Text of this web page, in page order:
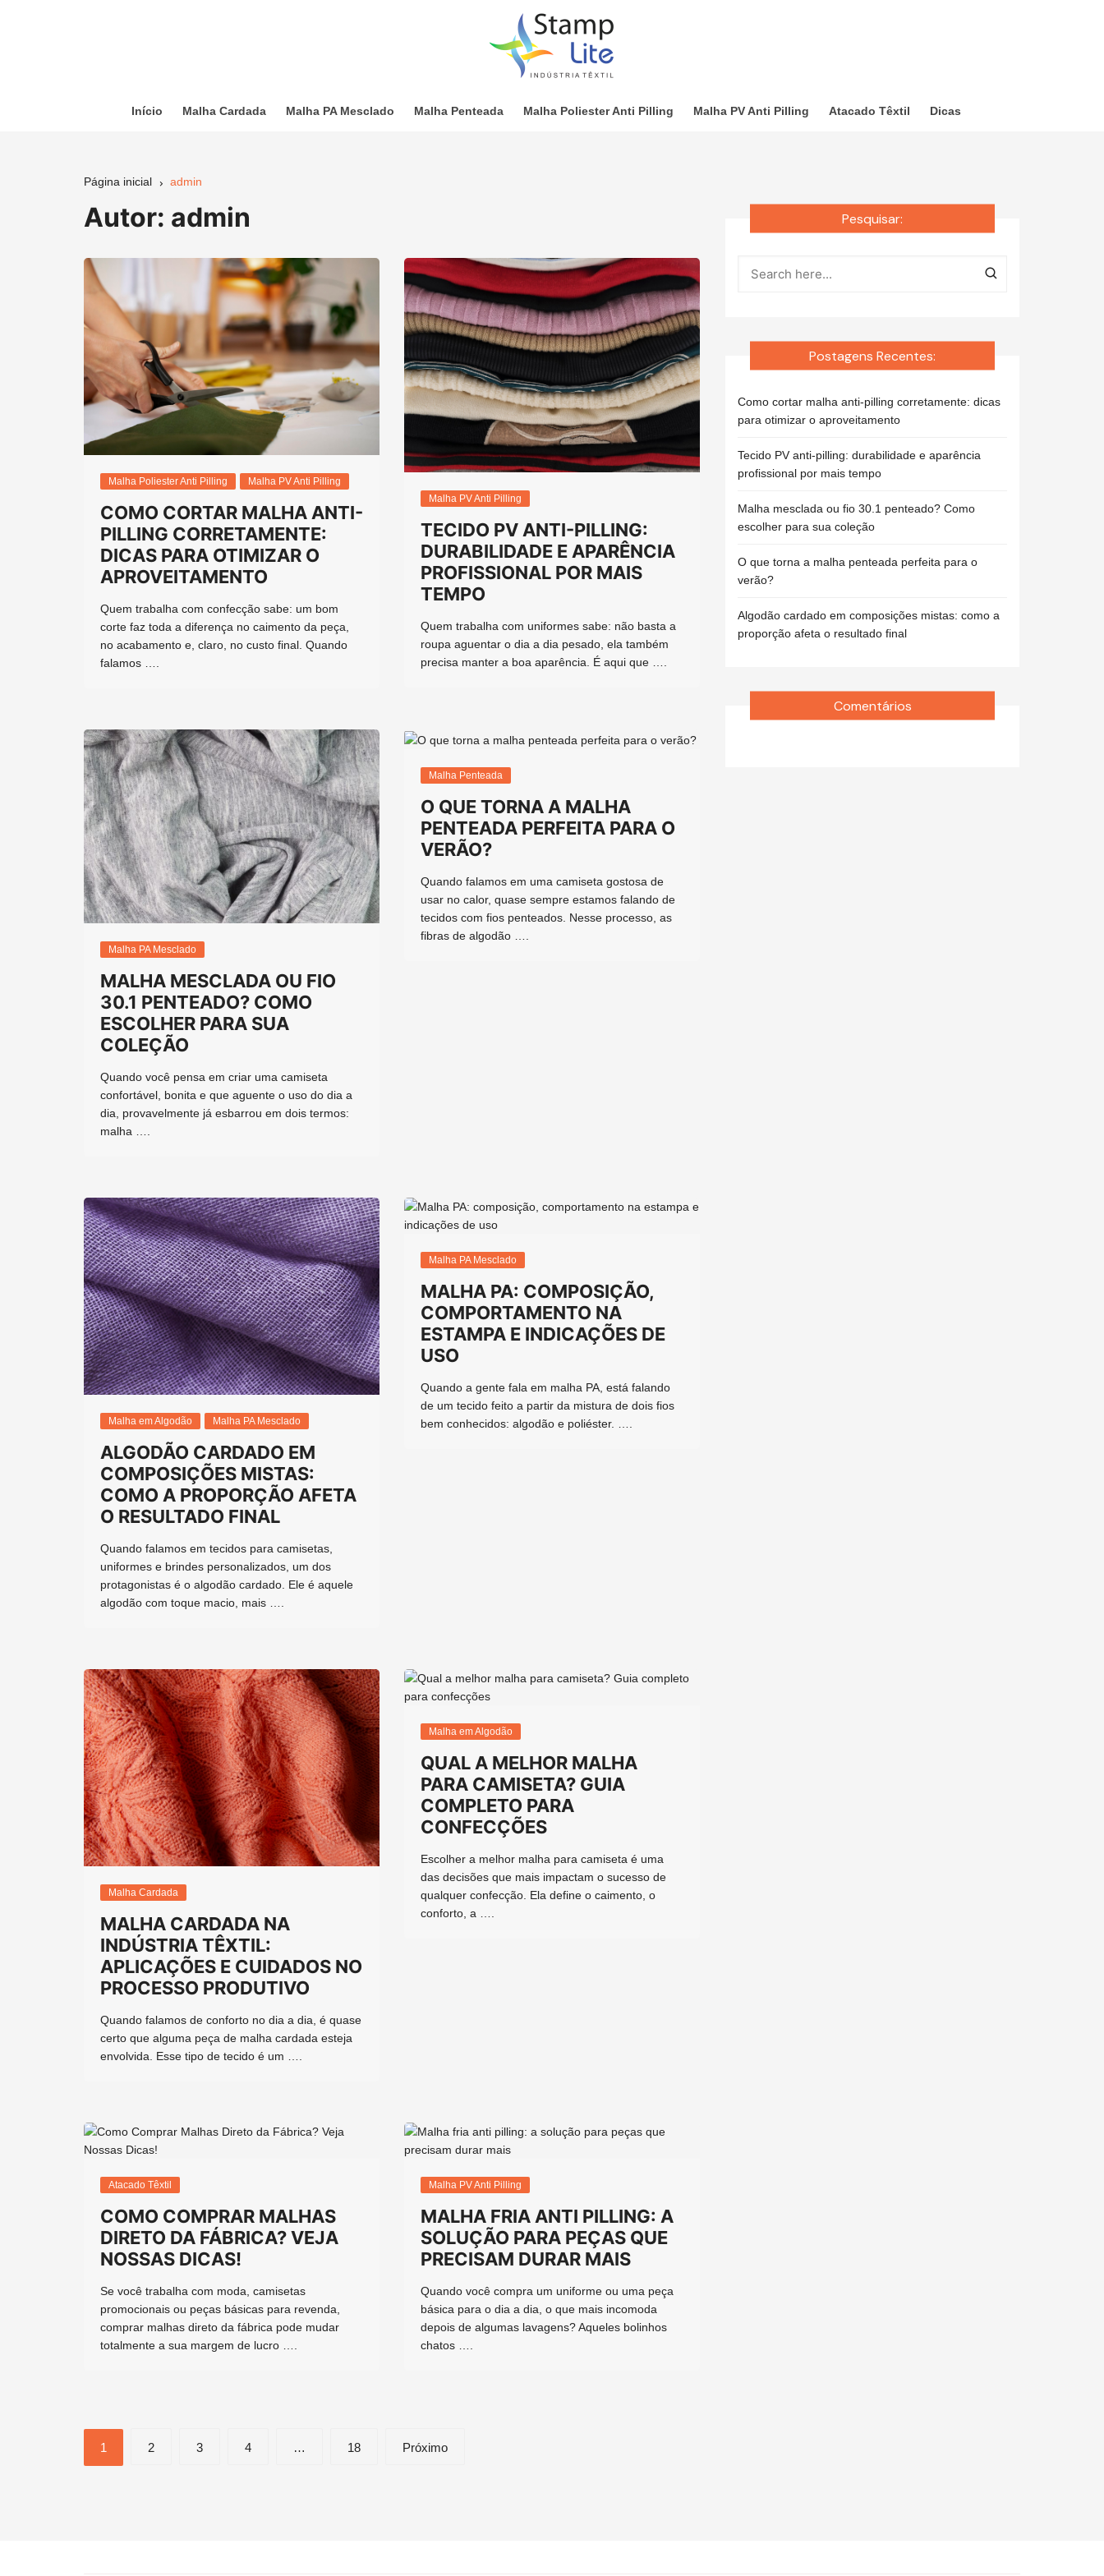
Início Malha Cardada Malha PA Mesclado Malha Penteada Malha Poliester Anti Pilling Malha PV Anti Pilling Atacado Têxtil Dicas
Página inicial admin
Autor: admin
Malha Poliester Anti Pilling Malha PV Anti Pilling
COMO CORTAR MALHA ANTI-
PILLING CORRETAMENTE:
DICAS PARA OTIMIZAR O
APROVEITAMENTO
Quem trabalha com confecção sabe: um bom
corte faz toda a diferença no caimento da peça,
no acabamento e, claro, no custo final. Quando
falamos ….
Malha PV Anti Pilling
TECIDO PV ANTI-PILLING:
DURABILIDADE E APARÊNCIA
PROFISSIONAL POR MAIS
TEMPO
Quem trabalha com uniformes sabe: não basta a
roupa aguentar o dia a dia pesado, ela também
precisa manter a boa aparência. É aqui que ….
Malha PA Mesclado
MALHA MESCLADA OU FIO
30.1 PENTEADO? COMO
ESCOLHER PARA SUA
COLEÇÃO
Quando você pensa em criar uma camiseta
confortável, bonita e que aguente o uso do dia a
dia, provavelmente já esbarrou em dois termos:
malha ….
Malha Penteada
O QUE TORNA A MALHA
PENTEADA PERFEITA PARA O
VERÃO?
Quando falamos em uma camiseta gostosa de
usar no calor, quase sempre estamos falando de
tecidos com fios penteados. Nesse processo, as
fibras de algodão ….
Malha em Algodão Malha PA Mesclado
ALGODÃO CARDADO EM
COMPOSIÇÕES MISTAS:
COMO A PROPORÇÃO AFETA
O RESULTADO FINAL
Quando falamos em tecidos para camisetas,
uniformes e brindes personalizados, um dos
protagonistas é o algodão cardado. Ele é aquele
algodão com toque macio, mais ….
Malha PA Mesclado
MALHA PA: COMPOSIÇÃO,
COMPORTAMENTO NA
ESTAMPA E INDICAÇÕES DE
USO
Quando a gente fala em malha PA, está falando
de um tecido feito a partir da mistura de dois fios
bem conhecidos: algodão e poliéster. ….
Malha Cardada
MALHA CARDADA NA
INDÚSTRIA TÊXTIL:
APLICAÇÕES E CUIDADOS NO
PROCESSO PRODUTIVO
Quando falamos de conforto no dia a dia, é quase
certo que alguma peça de malha cardada esteja
envolvida. Esse tipo de tecido é um ….
Malha em Algodão
QUAL A MELHOR MALHA
PARA CAMISETA? GUIA
COMPLETO PARA
CONFECÇÕES
Escolher a melhor malha para camiseta é uma
das decisões que mais impactam o sucesso de
qualquer confecção. Ela define o caimento, o
conforto, a ….
Atacado Têxtil
COMO COMPRAR MALHAS
DIRETO DA FÁBRICA? VEJA
NOSSAS DICAS!
Se você trabalha com moda, camisetas
promocionais ou peças básicas para revenda,
comprar malhas direto da fábrica pode mudar
totalmente a sua margem de lucro ….
Malha PV Anti Pilling
MALHA FRIA ANTI PILLING: A
SOLUÇÃO PARA PEÇAS QUE
PRECISAM DURAR MAIS
Quando você compra um uniforme ou uma peça
básica para o dia a dia, o que mais incomoda
depois de algumas lavagens? Aqueles bolinhos
chatos ….
Paginação
de
1 2 3 4 … 18 Próximo
Pesquisar:
Postagens Recentes:
Como cortar malha anti-pilling corretamente: dicas
para otimizar o aproveitamento
Tecido PV anti-pilling: durabilidade e aparência
profissional por mais tempo
Malha mesclada ou fio 30.1 penteado? Como
escolher para sua coleção
O que torna a malha penteada perfeita para o
verão?
Algodão cardado em composições mistas: como a
proporção afeta o resultado final
Comentários